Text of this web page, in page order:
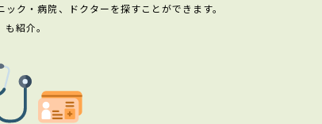
ク・病院、ドクターを探すことができます。
紹介。